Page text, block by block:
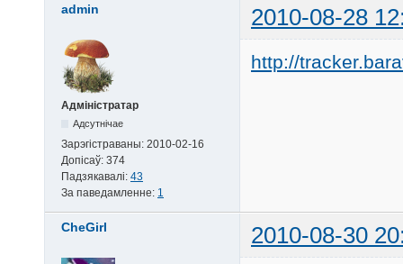
admin 2010-08-28
Адміністратар
Адсутнічае
Зарэгістраваны: 2010-02-16
Допісаў: 374
Падзякавалі: 43
За паведамленне: 1
http://
CheGirl 2010-08-30